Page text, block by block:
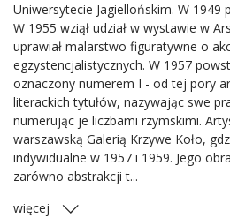
Uniwersytecie Jagiellońskim. W 1949
W 1955 wziął udział w wystawie w
uprawiał malarstwo figuratywne o
egzystencjalistycznych. W 1957
oznaczony numerem I - od tej pory
literackich tytułów, nazywając swe
numerując je liczbami rzymskimi.
warszawską Galerią Krzywe Koło,
indywidualne w 1957 i 1959. Jego
zarówno abstrakcji t...
więcej